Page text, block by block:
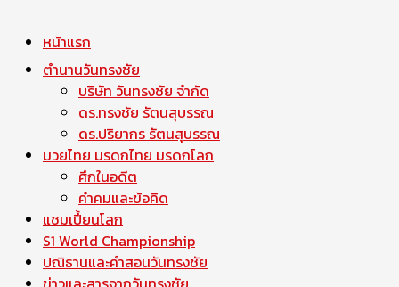
หน้าแรก
ตำนานวันทรงชัย
บริษัท วันทรงชัย จำกัด
ดร.ทรงชัย รัตนสุบรรณ
ดร.ปริยากร รัตนสุบรรณ
มวยไทย มรดกไทย มรดกโลก
ศึกในอดีต
คำคมและข้อคิด
แชมเปี้ยนโลก
S1 World Championship
ปณิธานและคำสอนวันทรงชัย